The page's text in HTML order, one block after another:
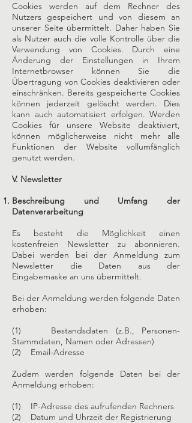
Cookies werden auf dem Rechner des
Nutzers gespeichert und von diesem an
unserer Seite übermittelt. Daher haben Sie
als Nutzer auch die volle Kontrolle über die
Verwendung von Cookies. Durch eine
Änderung der Einstellungen in Ihrem
Internetbrowser können Sie die
Übertragung von Cookies deaktivieren oder
einschränken. Bereits gespeicherte Cookies
können jederzeit gelöscht werden. Dies
kann auch automatisiert erfolgen. Werden
Cookies für unsere Website deaktiviert,
können möglicherweise nicht mehr alle
Funktionen der Website vollumfänglich
genutzt werden.
V. Newsletter
Beschreibung und Umfang der
Datenverarbeitung
Es besteht die Möglichkeit einen
kostenfreien Newsletter zu abonnieren.
Dabei werden bei der Anmeldung zum
Newsletter die Daten aus der
Eingabemaske an uns übermittelt.
Bei der Anmeldung werden folgende Daten
erhoben:
(1) Bestandsdaten (z.B., Personen-
Stammdaten, Namen oder Adressen)
(2) Email-Adresse
Zudem werden folgende Daten bei der
Anmeldung erhoben:
(1) IP-Adresse des aufrufenden Rechners
(2) Datum und Uhrzeit der Registrierung